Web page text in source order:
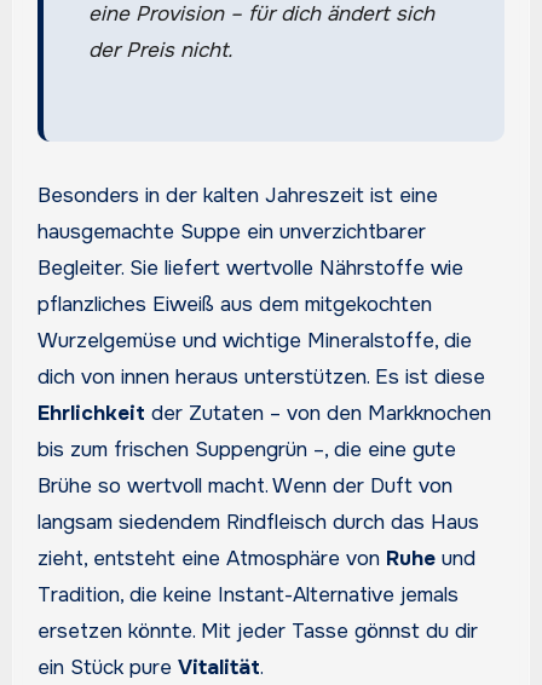
eine Provision – für dich ändert sich
der Preis nicht.
Besonders in der kalten Jahreszeit ist eine
hausgemachte Suppe ein unverzichtbarer
Begleiter. Sie liefert wertvolle Nährstoffe wie
pflanzliches Eiweiß aus dem mitgekochten
Wurzelgemüse und wichtige Mineralstoffe, die
dich von innen heraus unterstützen. Es ist diese
Ehrlichkeit der Zutaten – von den Markknochen
bis zum frischen Suppengrün –, die eine gute
Brühe so wertvoll macht. Wenn der Duft von
langsam siedendem Rindfleisch durch das Haus
zieht, entsteht eine Atmosphäre von Ruheund
Tradition, die keine Instant-Alternative jemals
ersetzen könnte. Mit jeder Tasse gönnst du dir
ein Stück pure Vitalität.